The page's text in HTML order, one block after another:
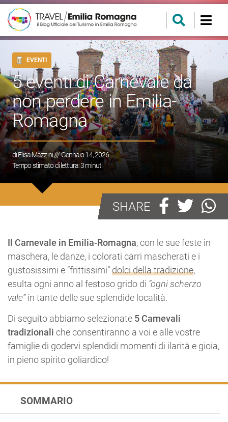
EVENTI
5 eventi di Carnevale da
non perdere in Emilia-
Romagna
diElisa Mazzini/// Gennaio 14, 2026
Tempo stimato di lettura:3minuti
SHARE
Il Carnevale in Emilia-Romagna, con le sue feste in
maschera, le danze, i colorati carri mascherati e i
gustosissimi e “frittissimi”dolci della tradizione,
esulta ogni anno al festoso grido di “ogni scherzo
vale”in tante delle sue splendide località.
Di seguito abbiamo selezionate 5 Carnevali
tradizionali che consentiranno a voi e alle vostre
famiglie di godervi splendidi momenti di ilarità e gioia,
in pieno spirito goliardico!
SOMMARIO